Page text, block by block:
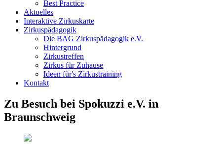
Best Practice
Aktuelles
Interaktive Zirkuskarte
Zirkuspädagogik
Die BAG Zirkuspädagogik e.V.
Hintergrund
Zirkustreffen
Zirkus für Zuhause
Ideen für's Zirkustraining
Kontakt
Zu Besuch bei Spokuzzi e.V. in
Braunschweig